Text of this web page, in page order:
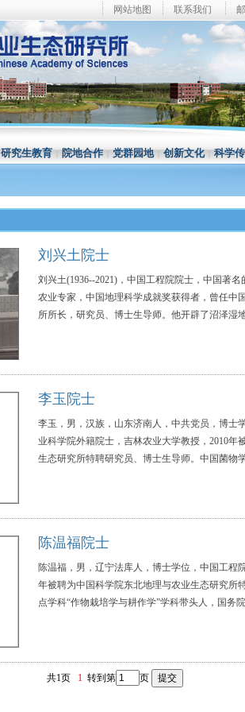
网站地图 联系我们
研究生教育 院地合作| 党群园地| 创新文化| 科学
刘兴土 院士
刘兴土(1936--2021)，中国工程院院士，中国著
农业专家，中国地理科学成就奖获得者，曾任中
所所长，研究员、博士生导师。他开辟了沼泽湿
李玉院士
李玉，男，汉族，山东济南人，中共党员，博士
业科学院外籍院士，吉林农业大学教授，2010年
生态研究所特聘研究员、博士生导师。中国菌物
陈温福院士
陈温福，男，辽宁法库人，博士学位，中国工程
年被聘为中国科学院东北地理与农业生态研究所
点学科“作物栽培学与耕作学”学科带头人，国务
共1页 1 转到第 页